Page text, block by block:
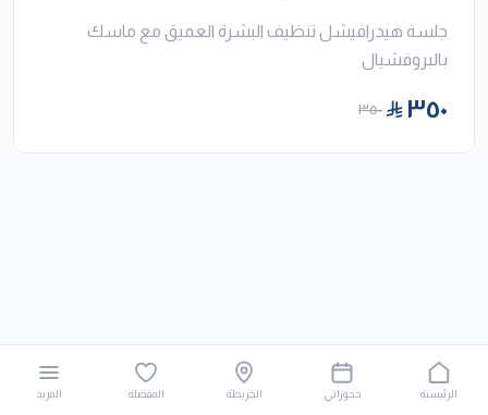
جلسة هيدرافيشل تنظيف البشرة العميق مع ماسك
بالبروفشيال
٣٥٠ ٣٥٠
الرئيسية حجوزاتي الخريطة المفضلة المزيد